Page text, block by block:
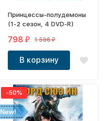
Принцессы-полудемоны
(1-2 сезон, 4 DVD-R)
798₽ 1 596₽
В корзину
New!
-50%